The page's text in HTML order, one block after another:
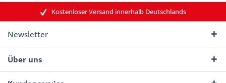
Kostenloser Versand innerhalb Deutschlands
Newsletter
Über uns